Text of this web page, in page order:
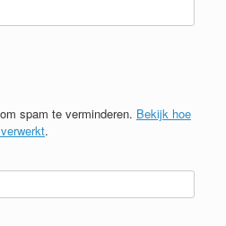
spam te verminderen. Bekijk hoe
.